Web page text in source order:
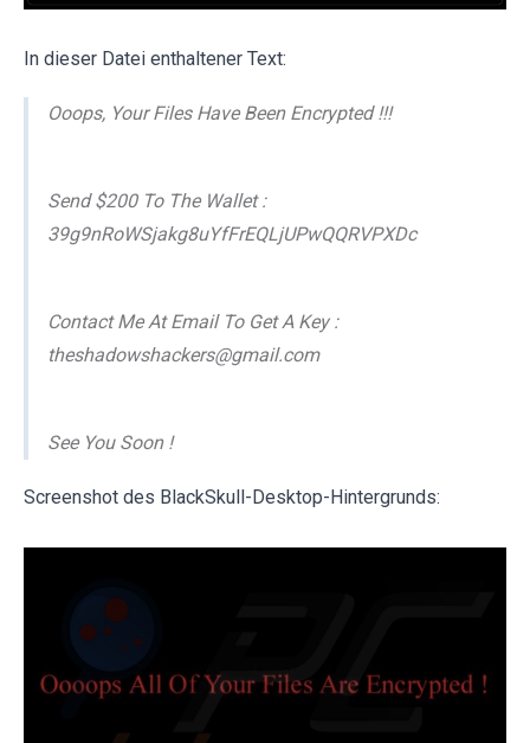
In dieser Datei enthaltener Text:
Ooops, Your Files Have Been Encrypted !!!
Send $200 To The Wallet :
39g9nRoWSjakg8uYfFrEQLjUPwQQRVPXDc
Contact Me At Email To Get A Key :
theshadowshackers@gmail.com
See You Soon !
Screenshot des BlackSkull-Desktop-Hintergrunds: